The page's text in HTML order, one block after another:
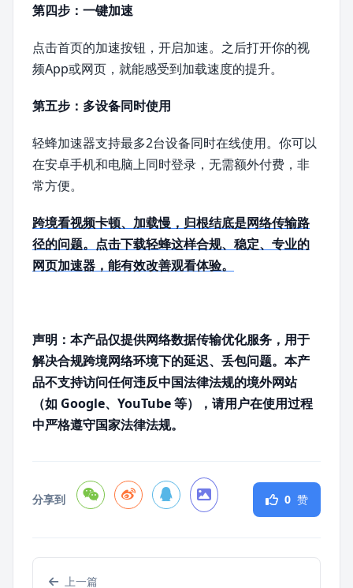
第四步：一键加速
点击首页的加速按钮，开启加速。之后打开你的视
频App或网页，就能感受到加载速度的提升。
第五步：多设备同时使用
轻蜂加速器支持最多2台设备同时在线使用。你可以
在安卓手机和电脑上同时登录，无需额外付费，非
常方便。
跨境看视频卡顿、加载慢，归根结底是网络传输路
径的问题。点击下载轻蜂这样合规、稳定、专业的
网页加速器，能有效改善观看体验。
声明：本产品仅提供网络数据传输优化服务，用于
解决合规跨境网络环境下的延迟、丢包问题。本产
品不支持访问任何违反中国法律法规的境外网站
（如 Google、YouTube 等），请用户在使用过程
中严格遵守国家法律法规。
分享到 0 赞
上一篇